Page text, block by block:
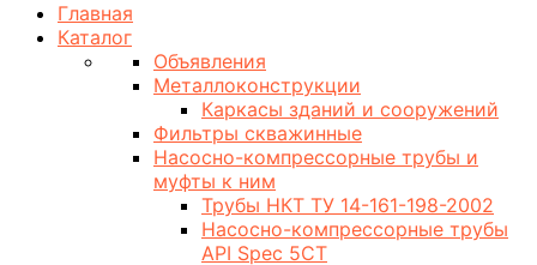
Главная
Каталог
Объявления
Металлоконструкции
Каркасы зданий и сооружений
Фильтры скважинные
Насосно-компрессорные трубы и
муфты к ним
Трубы НКТ ТУ 14-161-198-2002
Насосно-компрессорные трубы
API Spec 5CT